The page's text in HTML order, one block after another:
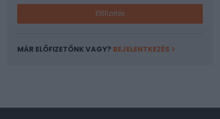
Előfizetés
MÁR ELŐFIZETŐNK VAGY? BEJELENTKEZÉS